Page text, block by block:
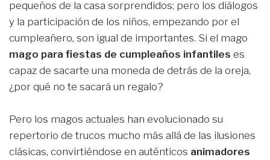
pequeños de la casa sorprendidos; pero los diálogos
y la participación de los niños, empezando por el
cumpleañero, son igual de importantes. Si el mago
mago para fiestas de cumpleaños infantiles es
capaz de sacarte una moneda de detrás de la oreja,
¿por qué no te sacará un regalo?
Pero los magos actuales han evolucionado su
repertorio de trucos mucho más allá de las ilusiones
clásicas, convirtiéndose en auténticos animadores